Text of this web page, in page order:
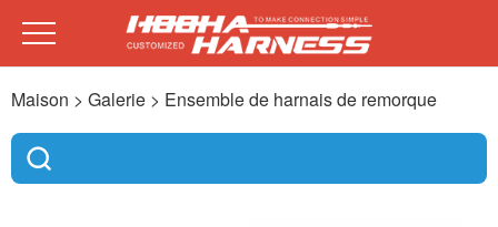
Maison > Galerie > Ensemble de harnais de remorque